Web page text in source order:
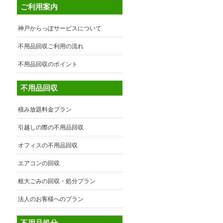
ご利用案内
神戸からっぽサービスについて
不用品回収ご利用の流れ
不用品回収のポイント
不用品回収
積み放題料金プラン
引越しの際の不用品回収
オフィスの不用品回収
エアコンの回収
粗大ごみの回収・処分プラン
法人のお客様へのプラン